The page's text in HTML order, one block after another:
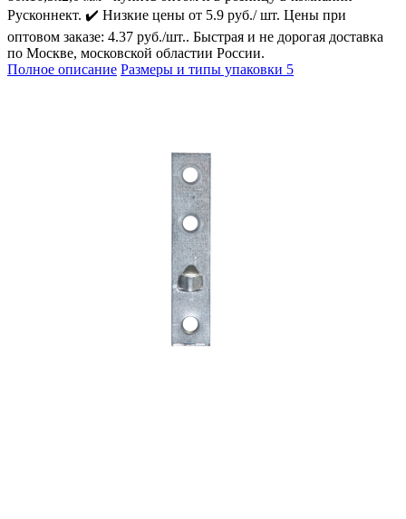
Русконнект. ✔️ Низкие цены от 5.9 руб./ шт. Цены при
оптовом заказе: 4.37 руб./шт.. Быстрая и не дорогая доставка
по Москве, московской областии России.
Полное описание Размеры и типы упаковки 5